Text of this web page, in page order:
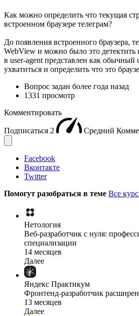
Как можно определить что текущая
встроенном браузере телеграм?
До появления встроенного браузера,
WebView и можно было это детектить
в user-agent представлен как обычный
ухватиться и определить что это
Вопрос задан более года назад
1331 просмотр
Комментировать
Подписаться 2 Средний
Facebook
Вконтакте
Twitter
Помогут разобраться в теме Все
Нетология
Веб-разработчик с нуля:
специализации
14 месяцев
Далее
Яндекс Практикум
Фронтенд-разработчик
13 месяцев
Далее